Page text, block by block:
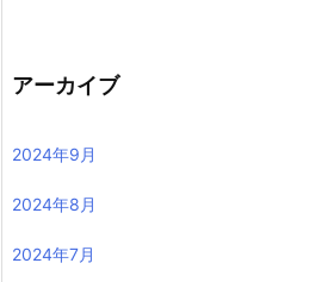
アーカイブ
2024年9月
2024年8月
2024年7月